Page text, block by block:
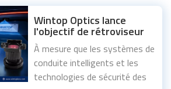
Wintop Optics lance
l'objectif de rétroviseur
automobile YT-5755P-Q1
F1.1 pour une meilleure
imagerie des véhicules en
faible luminosité
À mesure que les systèmes de
conduite intelligents et les
technologies de sécurité des